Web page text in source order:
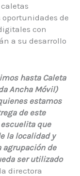
de
con
a su desarrollo
hasta Caleta
Ancha Móvil)
estamos
de este
que
la localidad y
agrupación de
ser utilizado
directora